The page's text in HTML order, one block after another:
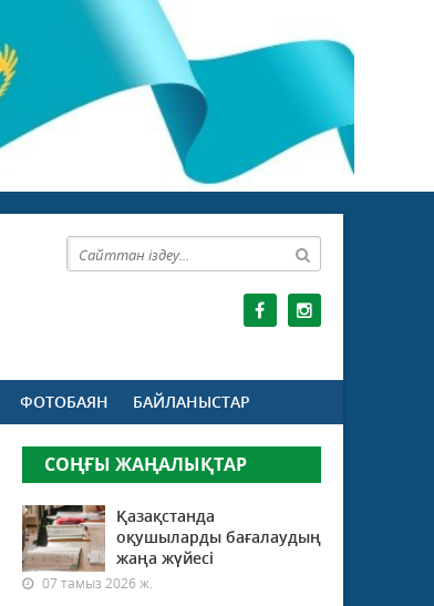
ФОТОБАЯН БАЙЛАНЫСТАР
СОҢҒЫ ЖАҢАЛЫҚТАР
Қазақстанда
оқушыларды бағалаудың
жаңа жүйесі
07 тамыз 2026 ж.